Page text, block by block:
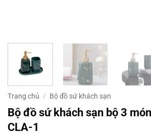
Trang chủ / Bộ đồ sứ khách sạn
Bộ đồ sứ khách sạn bộ 3
CLA-1